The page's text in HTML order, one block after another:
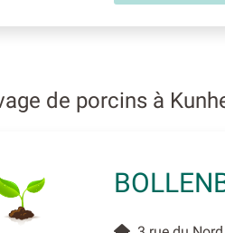
de porcins à